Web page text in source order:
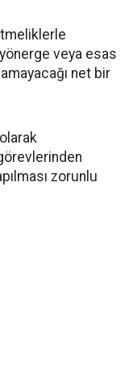
yönerge veya esas
net bir
zorunlu